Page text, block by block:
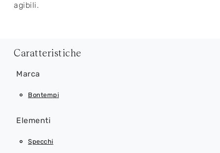
agibili.
Caratteristiche
Marca
Bontempi
Elementi
Specchi